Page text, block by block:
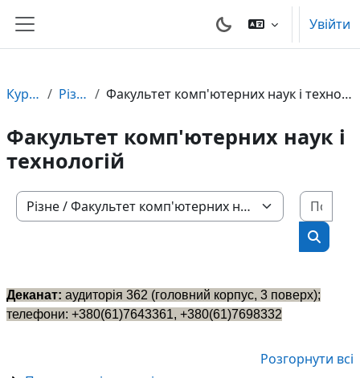
Бокова панель
Увійти
Курси Різне Факультет комп'ютерних наук і технологій
Факультет комп'ютерних наук і
технологій
Категорії курсів
Пошук
Деканат: аудиторія 362 (головний корпус, 3 поверх);
телефони: +380(61)7643361, +380(61)7698332
Розгорнути всі